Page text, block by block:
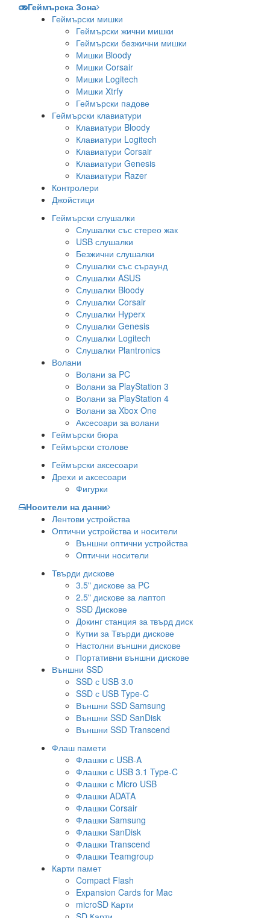
Геймърска Зона
Геймърски мишки
Геймърски жични мишки
Геймърски безжични мишки
Мишки Bloody
Мишки Corsair
Мишки Logitech
Мишки Xtrfy
Геймърски падове
Геймърски клавиатури
Клавиатури Bloody
Клавиатури Logitech
Клавиатури Corsair
Клавиатури Genesis
Клавиатури Razer
Контролери
Джойстици
Геймърски слушалки
Слушалки със стерео жак
USB слушалки
Безжични слушалки
Слушалки със съраунд
Слушалки ASUS
Слушалки Bloody
Слушалки Corsair
Слушалки Hyperx
Слушалки Genesis
Слушалки Logitech
Слушалки Plantronics
Волани
Волани за PC
Волани за PlayStation 3
Волани за PlayStation 4
Волани за Xbox One
Аксесоари за волани
Геймърски бюра
Геймърски столове
Геймърски аксесоари
Дрехи и аксесоари
Фигурки
Носители на данни
Лентови устройства
Оптични устройства и носители
Външни оптични устройства
Оптични носители
Твърди дискове
3.5" дискове за PC
2.5" дискове за лаптоп
SSD Дискове
Докинг станция за твърд диск
Кутии за Твърди дискове
Настолни външни дискове
Портативни външни дискове
Външни SSD
SSD с USB 3.0
SSD с USB Type-C
Външни SSD Samsung
Външни SSD SanDisk
Външни SSD Transcend
Флаш памети
Флашки с USB-A
Флашки с USB 3.1 Type-C
Флашки с Micro USB
Флашки ADATA
Флашки Corsair
Флашки Samsung
Флашки SanDisk
Флашки Transcend
Флашки Teamgroup
Карти памет
Compact Flash
Expansion Cards for Mac
microSD Карти